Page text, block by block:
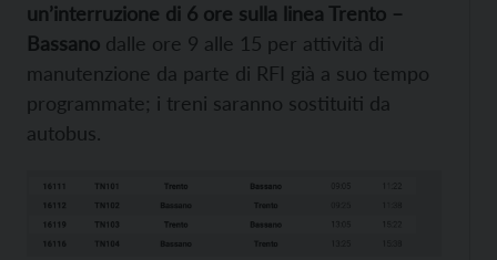
un’interruzione di 6 ore sulla linea Trento –
Bassano dalle ore 9 alle 15 per attività di
manutenzione da parte di RFI già a suo tempo
programmate; i treni saranno sostituiti da
autobus.